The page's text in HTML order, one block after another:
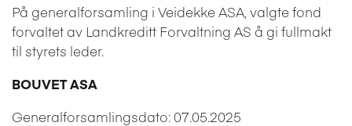
På generalforsamling i Veidekke ASA, valgte fond
forvaltet av Landkreditt Forvaltning AS å gi fullmakt
til styrets leder.
BOUVET ASA
Generalforsamlingsdato: 07.05.2025